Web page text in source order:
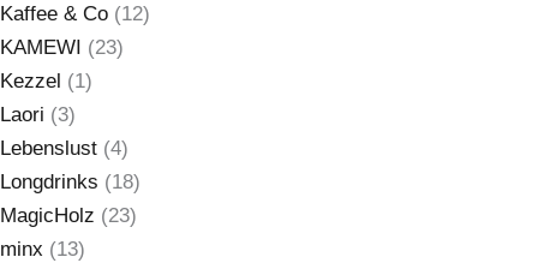
Kaffee & Co (12)
KAMEWI (23)
Kezzel (1)
Laori (3)
Lebenslust (4)
Longdrinks (18)
MagicHolz (23)
minx (13)